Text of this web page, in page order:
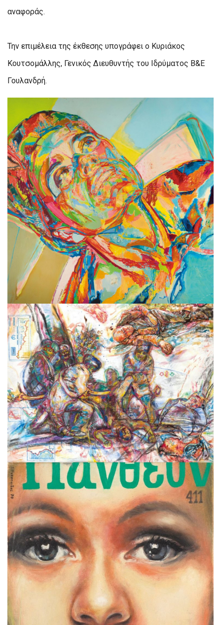
αναφοράς.
Την επιμέλεια της έκθεσης υπογράφει ο Κυριάκος
Κουτσομάλλης, Γενικός Διευθυντής του Ιδρύματος B&E
Γουλανδρή.